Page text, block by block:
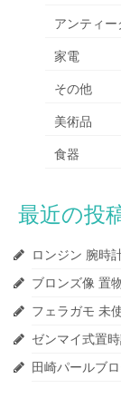
アンティー
家電
その他
美術品
食器
最近の投
ロンジン 腕時
ブロンズ像 置
フェラガモ 未
ゼンマイ式置
田崎パールブ